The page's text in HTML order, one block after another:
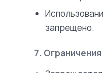
запрещено.
7. Ограничения